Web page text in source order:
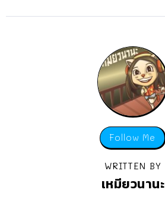
Follow Me
WRITTEN BY
เหมียวนานะ